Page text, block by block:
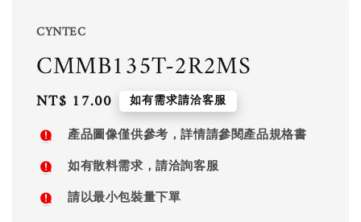
CYNTEC
CMMB135T-2R2MS
Regular
price
NT$ 17.00 如有需求請洽客服
產品圖像僅供參考，詳情請參閱產品規格書
如有散料需求，請洽詢客服
請以最小包裝量下單